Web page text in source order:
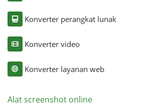
Konverter perangkat lunak
Konverter video
Konverter layanan web
Alat screenshot online